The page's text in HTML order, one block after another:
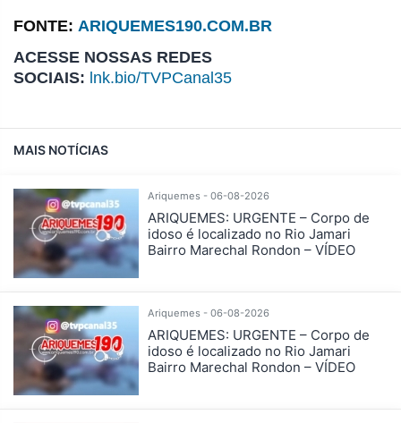
FONTE: ARIQUEMES190.COM.BR
ACESSE NOSSAS REDES
SOCIAIS: lnk.bio/TVPCanal35
MAIS NOTÍCIAS
Ariquemes - 06-08-2026
ARIQUEMES: URGENTE – Corpo de
idoso é localizado no Rio Jamari
Bairro Marechal Rondon – VÍDEO
Ariquemes - 06-08-2026
ARIQUEMES: URGENTE – Corpo de
idoso é localizado no Rio Jamari
Bairro Marechal Rondon – VÍDEO